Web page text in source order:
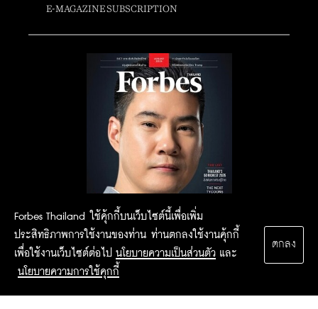
Forbes Thailand ใช้คุ้กกี้บนเว็บไซต์นี้เพื่อเพิ่ม
ประสิทธิภาพการใช้งานของท่าน ท่านตกลงใช้งานคุ้กกี้
เพื่อใช้งานเว็บไซต์ต่อไป นโยบายความเป็นส่วนตัว และ
นโยบายความการใช้คุกกี้
ตกลง
E-MAGAZINE SUBSCRIPTION
2015 Forbesthailand.com ALL RIGHTS RESERVED